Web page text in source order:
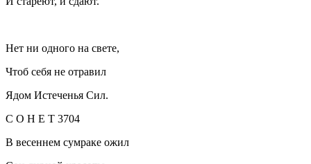
Нет ни одного на свете,
Чтоб себя не отравил
Ядом Истеченья Сил.
С О Н Е Т 3704
В весеннем сумраке ожил